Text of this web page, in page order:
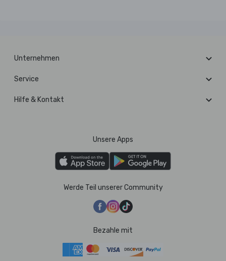
Unternehmen
Service
Hilfe & Kontakt
Unsere Apps
Werde Teil unserer Community
Bezahle mit